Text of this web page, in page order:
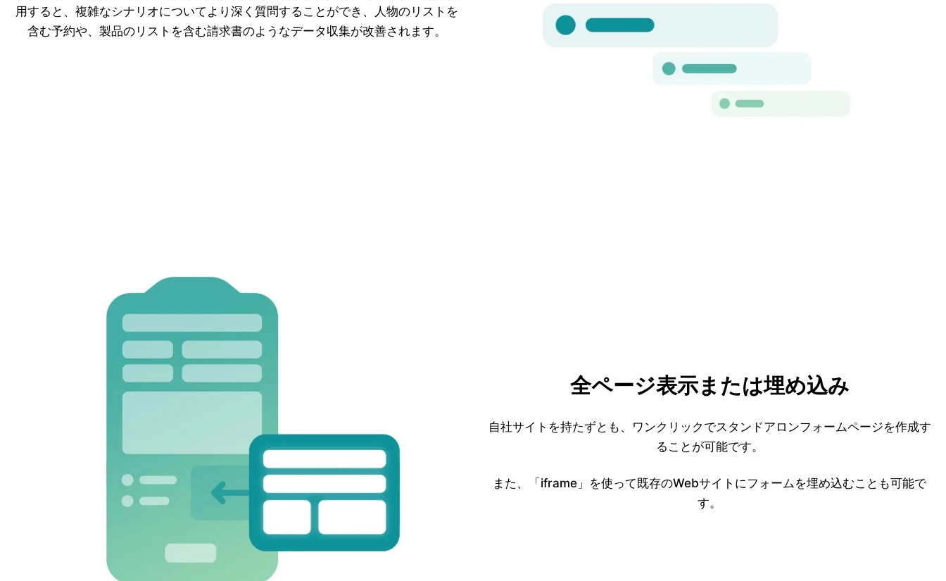
用すると、複雑なシナリオについてより深く質問することができ、人物のリストを
含む予約や、製品のリストを含む請求書のようなデータ収集が改善されます。
全ページ表示または埋め込み
自社サイトを持たずとも、ワンクリックでスタンドアロンフォームページを作成す
ることが可能です。
また、「iframe」を使って既存のWebサイトにフォームを埋め込むことも可能で
す。